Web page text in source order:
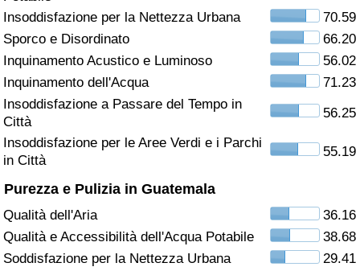
Insoddisfazione per la Nettezza Urbana
70.59
Sporco e Disordinato
66.20
Inquinamento Acustico e Luminoso
56.02
Inquinamento dell'Acqua
71.23
Insoddisfazione a Passare del Tempo in
Città
56.25
Insoddisfazione per le Aree Verdi e i Parchi
in Città
55.19
Purezza e Pulizia in Guatemala
Qualità dell'Aria
36.16
Qualità e Accessibilità dell'Acqua Potabile
38.68
Soddisfazione per la Nettezza Urbana
29.41
Assistenza Sanitaria
Indice dell’Assistenza Sanitaria (Corrente)
Indice dell’Assistenza Sanitaria
Indice dell’Assistenza Sanitaria per
Inquinamento
Indice dell’Inquinamento (Corrente)